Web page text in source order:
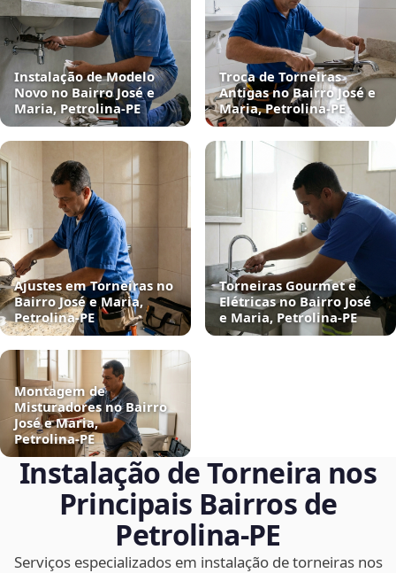
Instalação de Modelo
Novo no Bairro José e
Maria, Petrolina‑PE
Troca de Torneiras
Antigas no Bairro José e
Maria, Petrolina‑PE
Ajustes em Torneiras no
Bairro José e Maria,
Petrolina‑PE
Torneiras Gourmet e
Elétricas no Bairro José
e Maria, Petrolina‑PE
Montagem de
Misturadores no Bairro
José e Maria,
Petrolina‑PE
Instalação de Torneira nos
Principais Bairros de
Petrolina‑PE
Serviços especializados em instalação de torneiras nos